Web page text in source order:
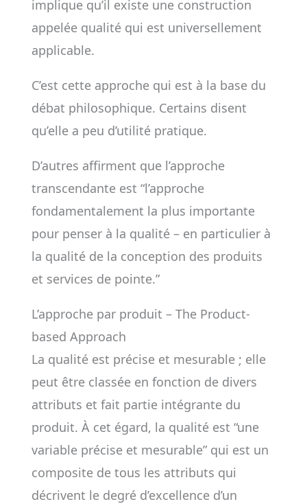
implique qu’il existe une construction
appelée qualité qui est universellement
applicable.
C’est cette approche qui est à la base du
débat philosophique. Certains disent
qu’elle a peu d’utilité pratique.
D’autres affirment que l’approche
transcendante est “l’approche
fondamentalement la plus importante
pour penser à la qualité – en particulier à
la qualité de la conception des produits
et services de pointe.”
L’approche par produit – The Product-
based Approach
La qualité est précise et mesurable ; elle
peut être classée en fonction de divers
attributs et fait partie intégrante du
produit. À cet égard, la qualité est “une
variable précise et mesurable” qui est un
composite de tous les attributs qui
décrivent le degré d’excellence d’un